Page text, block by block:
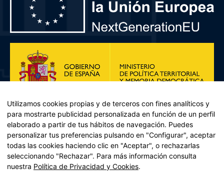
Plan de Recuperación, Transformación y Resiliencia – Financiado por
Utilizamos cookies propias y de terceros con fines analíticos y
para mostrarte publicidad personalizada en función de un perfil
elaborado a partir de tus hábitos de navegación. Puedes
personalizar tus preferencias pulsando en "Configurar", aceptar
todas las cookies haciendo clic en "Aceptar", o rechazarlas
seleccionando "Rechazar". Para más información consulta
nuestra Política de Privacidad y Cookies.